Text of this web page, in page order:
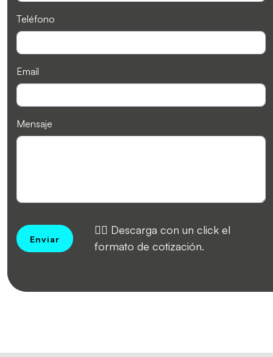
Teléfono
Email
Mensaje
Enviar
👉🏻 Descarga con un click el
formato de cotización.